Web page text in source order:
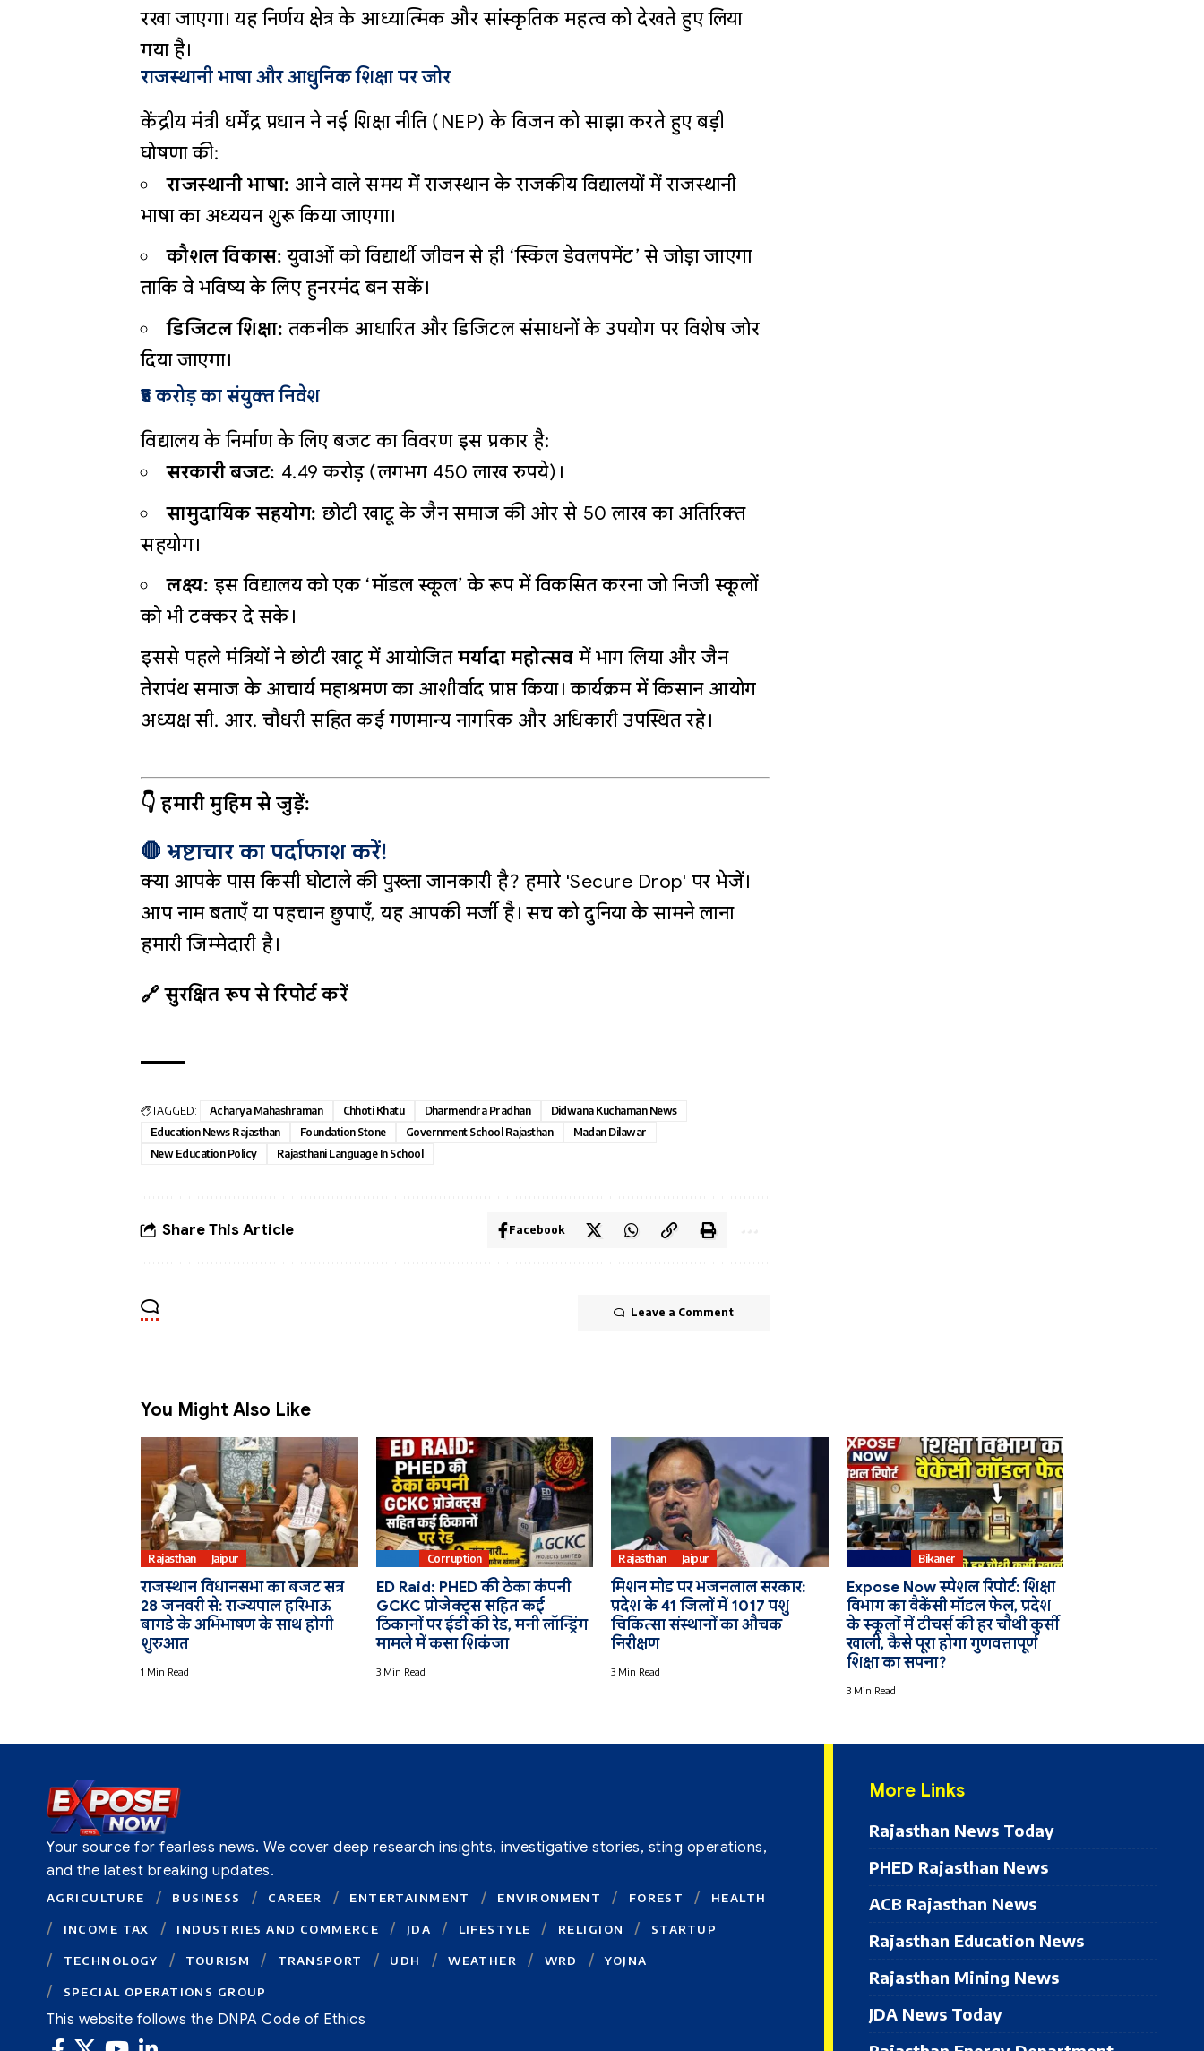
रखा जाएगा। यह निर्णय क्षेत्र के आध्यात्मिक और सांस्कृतिक महत्व को देखते हुए लिया
गया है।
राजस्थानी भाषा और आधुनिक शिक्षा पर जोर
केंद्रीय मंत्री धर्मेंद्र प्रधान ने नई शिक्षा नीति (NEP) के विजन को साझा करते हुए बड़ी
घोषणा की:
राजस्थानी भाषा: आने वाले समय में राजस्थान के राजकीय विद्यालयों में राजस्थानी
भाषा का अध्ययन शुरू किया जाएगा।
कौशल विकास: युवाओं को विद्यार्थी जीवन से ही ‘स्किल डेवलपमेंट’ से जोड़ा जाएगा
ताकि वे भविष्य के लिए हुनरमंद बन सकें।
डिजिटल शिक्षा: तकनीक आधारित और डिजिटल संसाधनों के उपयोग पर विशेष जोर
दिया जाएगा।
₹5 करोड़ का संयुक्त निवेश
विद्यालय के निर्माण के लिए बजट का विवरण इस प्रकार है:
सरकारी बजट: ₹4.49 करोड़ (लगभग 450 लाख रुपये)।
सामुदायिक सहयोग: छोटी खाटू के जैन समाज की ओर से ₹50 लाख का अतिरिक्त
सहयोग।
लक्ष्य: इस विद्यालय को एक ‘मॉडल स्कूल’ के रूप में विकसित करना जो निजी स्कूलों
को भी टक्कर दे सके।
इससे पहले मंत्रियों ने छोटी खाटू में आयोजितमर्यादा महोत्सव में भाग लिया और जैन
तेरापंथ समाज के आचार्य महाश्रमण का आशीर्वाद प्राप्त किया। कार्यक्रम में किसान आयोग
अध्यक्ष सी. आर. चौधरी सहित कई गणमान्य नागरिक और अधिकारी उपस्थित रहे।
👇 हमारी मुहिम से जुड़ें:
🛑 भ्रष्टाचार का पर्दाफाश करें!
क्या आपके पास किसी घोटाले की पुख्ता जानकारी है? हमारे 'Secure Drop' पर भेजें।
आप नाम बताएँ या पहचान छुपाएँ, यह आपकी मर्जी है। सच को दुनिया के सामने लाना
हमारी जिम्मेदारी है।
🔗 सुरक्षित रूप से रिपोर्ट करें
TAGGED: Acharya Mahashraman Chhoti Khatu Dharmendra Pradhan
Didwana Kuchaman News
Education News Rajasthan
Foundation Stone Government School Rajasthan
Madan Dilawar
New Education Policy
Rajasthani Language In School
Share This Article Facebook
Leave a Comment
You Might Also Like
Rajasthan Jaipur
राजस्थान विधानसभा का बजट सत्र
28 जनवरी से: राज्यपाल हरिभाऊ
बागडे के अभिभाषण के साथ होगी
शुरुआत
1 Min Read
Corruption
ED Raid: PHED की ठेका कंपनी
GCKC प्रोजेक्ट्स सहित कई
ठिकानों पर ईडी की रेड, मनी लॉन्ड्रिंग
मामले में कसा शिकंजा
3 Min Read
Rajasthan Jaipur
मिशन मोड पर भजनलाल सरकार:
प्रदेश के 41 जिलों में 1017 पशु
चिकित्सा संस्थानों का औचक
निरीक्षण
3 Min Read
Bikaner
Expose Now स्पेशल रिपोर्ट: शिक्षा
विभाग का वैकेंसी मॉडल फेल, प्रदेश
के स्कूलों में टीचर्स की हर चौथी कुर्सी
खाली, कैसे पूरा होगा गुणवत्तापूर्ण
शिक्षा का सपना?
3 Min Read
Your source for fearless news. We cover deep research insights, investigative stories, sting operations,
and the latest breaking updates.
AGRICULTURE BUSINESS CAREER ENTERTAINMENT ENVIRONMENT FOREST HEALTH
INCOME TAX INDUSTRIES AND COMMERCE JDA LIFESTYLE RELIGION STARTUP
TECHNOLOGY TOURISM TRANSPORT UDH WEATHER WRD YOJNA
SPECIAL OPERATIONS GROUP
This website follows the DNPA Code of Ethics
More Links
Rajasthan News Today
PHED Rajasthan News
ACB Rajasthan News
Rajasthan Education News
Rajasthan Mining News
JDA News Today